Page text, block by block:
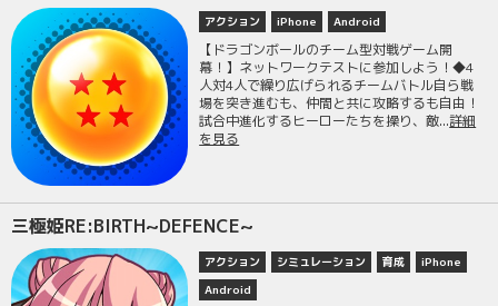
アクション iPhone Android
【ドラゴンボールのチーム型対戦ゲーム開
幕！】ネットワークテストに参加しよう！◆4
人対4人で繰り広げられるチームバトル自ら戦
場を突き進むも、仲間と共に攻略するも自由！
試合中進化するヒーローたちを操り、敵...詳細
を見る
三極姫RE:BIRTH~DEFENCE~
アクション シミュレーション 育成
iPhone
Android